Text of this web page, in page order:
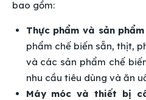
bao gồm:
Thực phẩm và sản
phẩm chế biến sẵn, thịt,
và các sản phẩm chế
nhu cầu tiêu dùng và ăn
Máy móc và thiết bị